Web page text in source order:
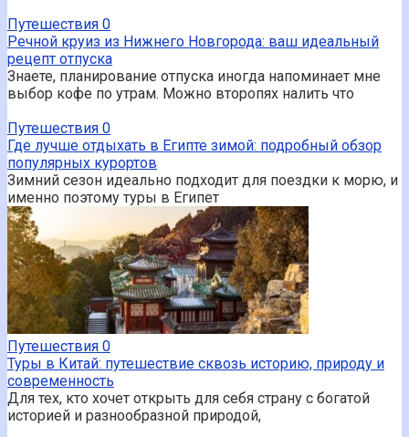
Путешествия 0
Речной круиз из Нижнего Новгорода: ваш идеальный
рецепт отпуска
Знаете, планирование отпуска иногда напоминает мне
выбор кофе по утрам. Можно второпях налить что
Путешествия 0
Где лучше отдыхать в Египте зимой: подробный обзор
популярных курортов
Зимний сезон идеально подходит для поездки к морю, и
именно поэтому туры в Египет
Путешествия 0
Туры в Китай: путешествие сквозь историю, природу и
современность
Для тех, кто хочет открыть для себя страну с богатой
историей и разнообразной природой,